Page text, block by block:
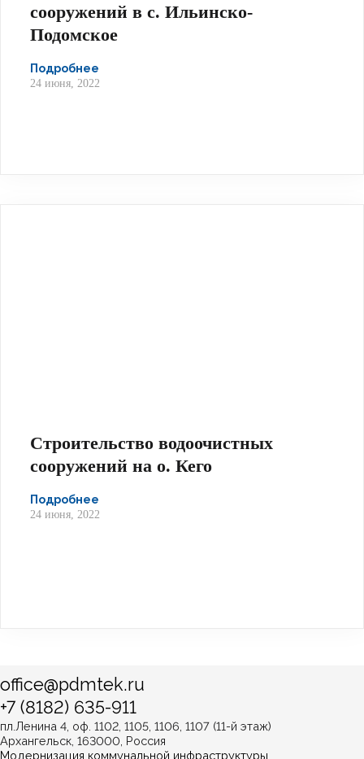
Инвестиции
Энергосбережение
сооружений в с. Ильинско-
Подомское
Подробнее
24 июня, 2022
Строительство водоочистных
сооружений на о. Кего
Подробнее
24 июня, 2022
office@pdmtek.ru
+7 (8182) 635-911
пл.Ленина 4, оф. 1102, 1105, 1106, 1107 (11-й этаж)
Архангельск, 163000, Россия
Модернизация коммунальной инфраструктуры